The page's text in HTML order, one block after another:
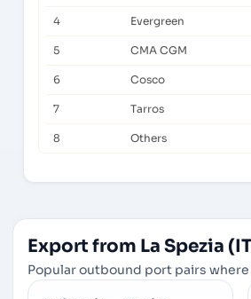
4 Evergreen
5 CMA CGM
6 Cosco
7 Tarros
8 Others
Export from La Spezia
Popular outbound port pairs